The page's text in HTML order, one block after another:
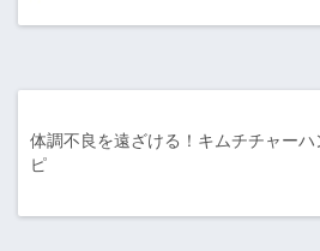
体調不良を遠ざける！キムチチャーハ
ピ